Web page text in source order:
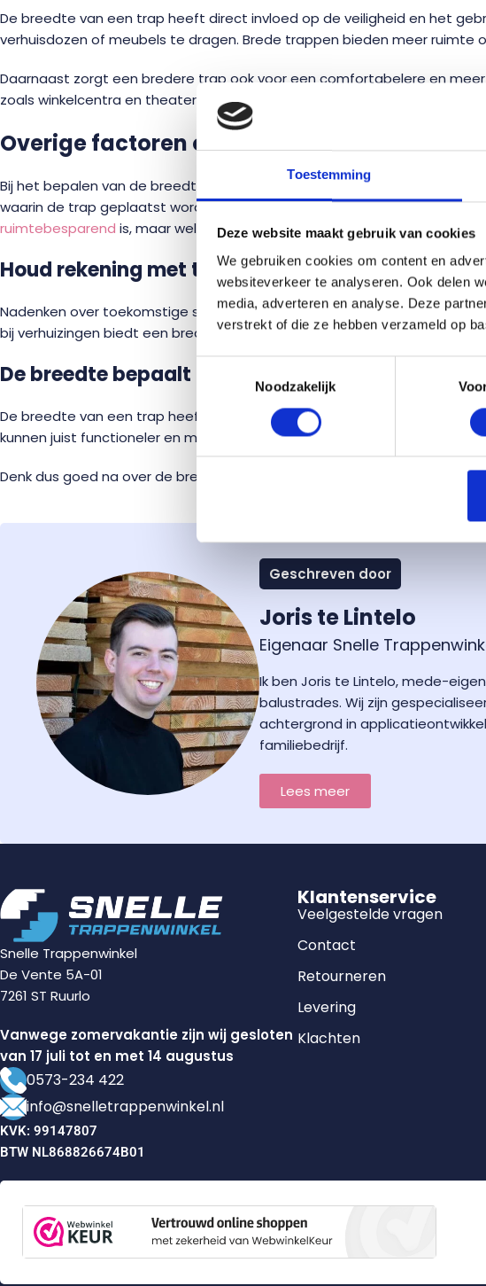
Toestemming
Deze website maakt gebruik van cookies
We gebruiken cookies om content en
websiteverkeer te analyseren. Ook delen
media, adverteren en analyse. Deze
verstrekt of die ze hebben verzameld op
Noodzakelijk
De breedte van een trap heeft direct invloed op de veiligheid en het
verhuisdozen of meubels te dragen. Brede trappen bieden meer
Daarnaast zorgt een bredere trap ook voor een comfortabelere en
zoals winkelcentra en theaters, is een brede trap zelfs cruciaal om
Overige factoren om rekening mee te
Bij het bepalen van de breedte van een trap zijn er verschillende
waarin de trap geplaatst wordt. In kleinere woningen kan het
ruimtebesparend is, maar wel voldoet aan de minimale breedte.
Houd rekening met toekomstplannen
Nadenken over toekomstige situaties kan slim zijn. Als je bijvoorbeeld
bij verhuizingen biedt een bredere trap voordelen voor het verplaatsen
De breedte bepaalt de stijl van je woning
De breedte van een trap heeft ook invloed op de uitstraling van je
kunnen juist functioneler en minder opvallend zijn, wat goed kan passen
Denk dus goed na over de breedte van jouw trap. Het heeft direct
Geschreven door
Joris te Lintelo
Eigenaar Snelle
Ik ben Joris te Lintelo, mede-
balustrades. Wij zijn
achtergrond in
familiebedrijf.
Lees meer
Snelle Trappenwinkel
De Vente 5A-01
7261 ST Ruurlo
Vanwege zomervakantie zijn wij gesloten
van 17 juli tot en met 14 augustus
0573-234 422
info@snelletrappenwinkel.nl
KVK: 99147807
BTW NL868826674B01
Klantenservice
Veelgestelde vragen
Contact
Retourneren
Levering
Klachten